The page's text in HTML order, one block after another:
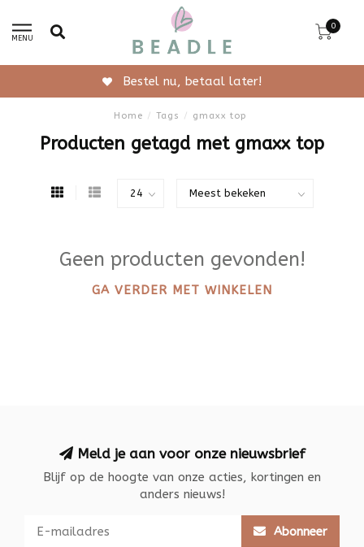
MENU
0
Bestel nu, betaal later!
Home / Tags / gmaxx top
Producten getagd met gmaxx top
Geen producten gevonden!
GA VERDER MET WINKELEN
Meld je aan voor onze nieuwsbrief
Blijf op de hoogte van onze acties, kortingen en
anders nieuws!
Abonneer